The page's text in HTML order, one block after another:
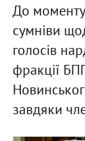
До моменту
сумніви
голосів
фракції
завдяки